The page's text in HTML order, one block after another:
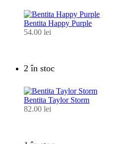
Bentita Happy Purple
54.00 lei
2 în stoc
Bentita Taylor Storm
82.00 lei